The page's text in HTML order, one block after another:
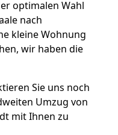
optimalen Wahl
nach
kleine Wohnung
wir haben die
Sie uns noch
Umzug von
mit Ihnen zu